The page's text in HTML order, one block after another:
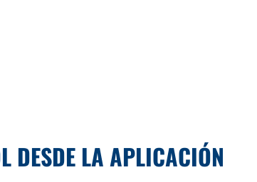
DESDE LA APLICACIÓN